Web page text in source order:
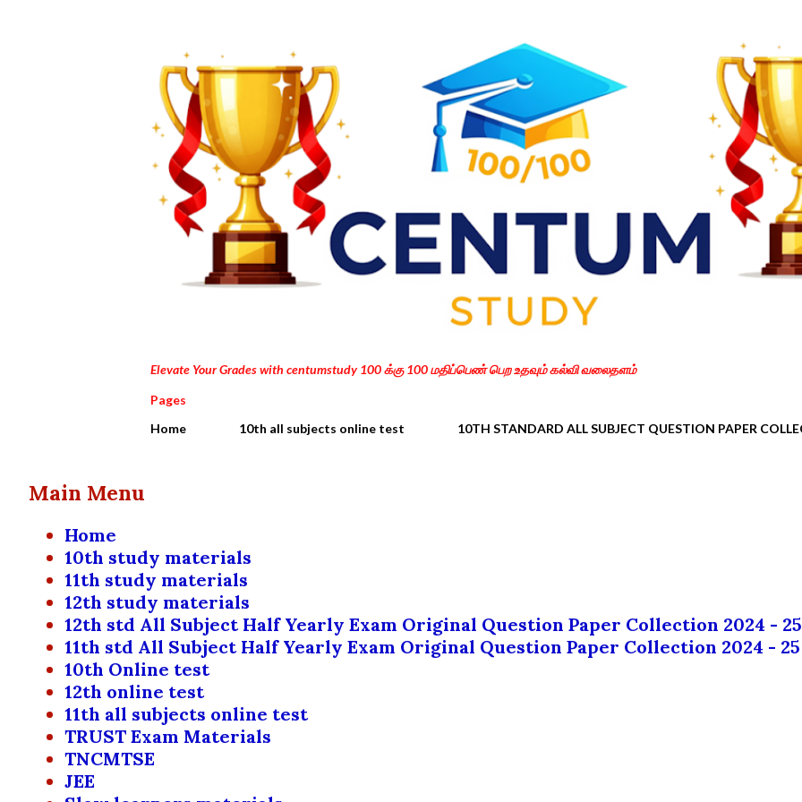
Elevate Your Grades with centumstudy 100 க்கு 100 மதிப்பெண் பெற உதவும் கல்வி வலைதளம்
Pages
Home
10th all subjects online test 10TH STANDARD ALL SUBJECT QUESTION PAPER
Main Menu
Home
10th study materials
11th study materials
12th study materials
12th std All Subject Half Yearly Exam Original Question Paper Collection 2024 - 25
11th std All Subject Half Yearly Exam Original Question Paper Collection 2024 - 25
10th Online test
12th online test
11th all subjects online test
TRUST Exam Materials
TNCMTSE
JEE